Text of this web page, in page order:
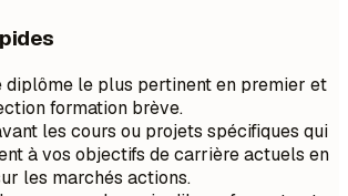
diplôme le plus pertinent en premier et
formation brève.
les cours ou projets spécifiques qui
à vos objectifs de carrière actuels en
les marchés actions.